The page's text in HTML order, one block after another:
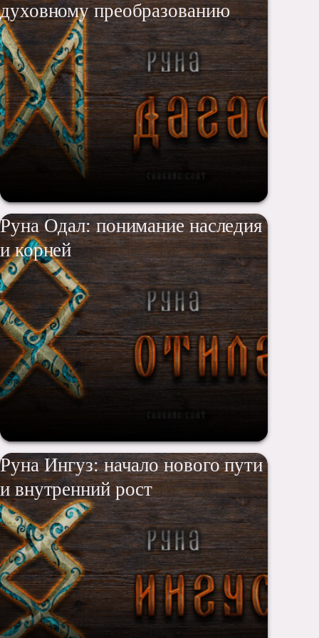
духовному преобразованию
Руна Одал: понимание наследия
и корней
Руна Ингуз: начало нового пути
и внутренний рост